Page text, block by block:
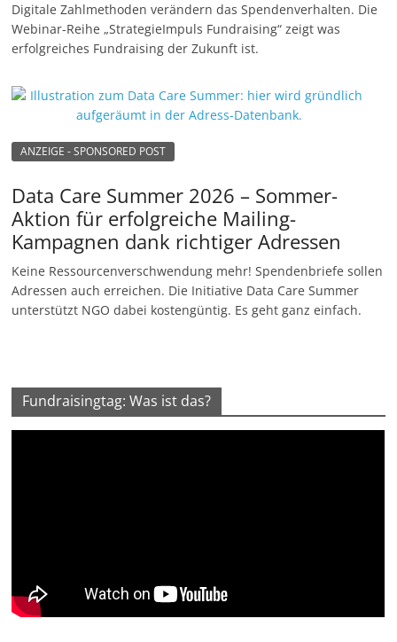
Digitale Zahlmethoden verändern das Spendenverhalten. Die
Webinar-Reihe „StrategieImpuls Fundraising“ zeigt was
erfolgreiches Fundraising der Zukunft ist.
ANZEIGE - SPONSORED POST
Data Care Summer 2026 – Sommer-
Aktion für erfolgreiche Mailing-
Kampagnen dank richtiger Adressen
Keine Ressourcenverschwendung mehr! Spendenbriefe sollen
Adressen auch erreichen. Die Initiative Data Care Summer
unterstützt NGO dabei kostengüntig. Es geht ganz einfach.
Fundraisingtag: Was ist das?